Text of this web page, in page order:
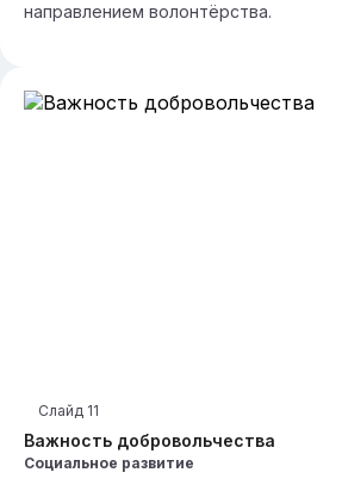
направлением волонтёрства.
Важность добровольчества
Слайд 11
Социальное развитие